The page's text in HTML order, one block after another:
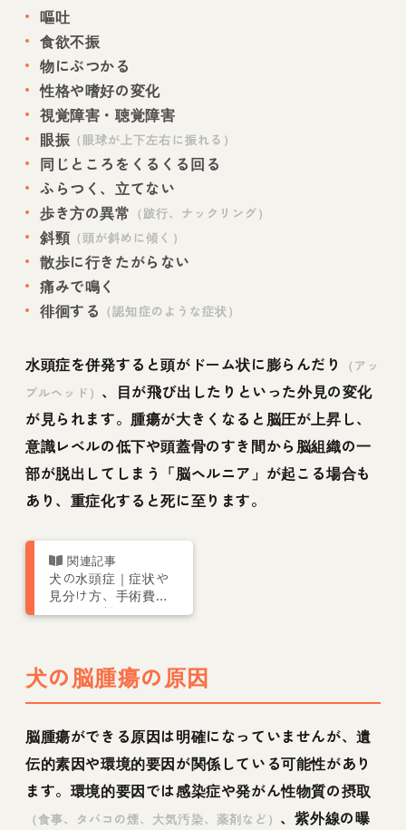
嘔吐
食欲不振
物にぶつかる
性格や嗜好の変化
視覚障害・聴覚障害
眼振 （眼球が上下左右に振れる）
同じところをくるくる回る
ふらつく、立てない
歩き方の異常 （跛行、ナックリング）
斜頸 （頭が斜めに傾く）
散歩に行きたがらない
痛みで鳴く
徘徊する （認知症のような症状）
水頭症を併発すると頭がドーム状に膨らんだり
（アッ
プルヘッド） 、目が飛び出したりといった外見の変化
が見られます。腫瘍が大きくなると脳圧が上昇し、
意識レベルの低下や頭蓋骨のすき間から脳組織の一
部が脱出してしまう「脳ヘルニア」が起こる場合も
あり、重症化すると死に至ります。
犬の水頭症｜症状や
見分け方、手術費用
について獣医師が解
犬の脳腫瘍の原因
脳腫瘍ができる原因は明確になっていませんが、遺
伝的素因や環境的要因が関係している可能性があり
ます。環境的要因では感染症や発がん性物質の摂取
（食事、タバコの煙、大気汚染、薬剤など） 、紫外線の曝